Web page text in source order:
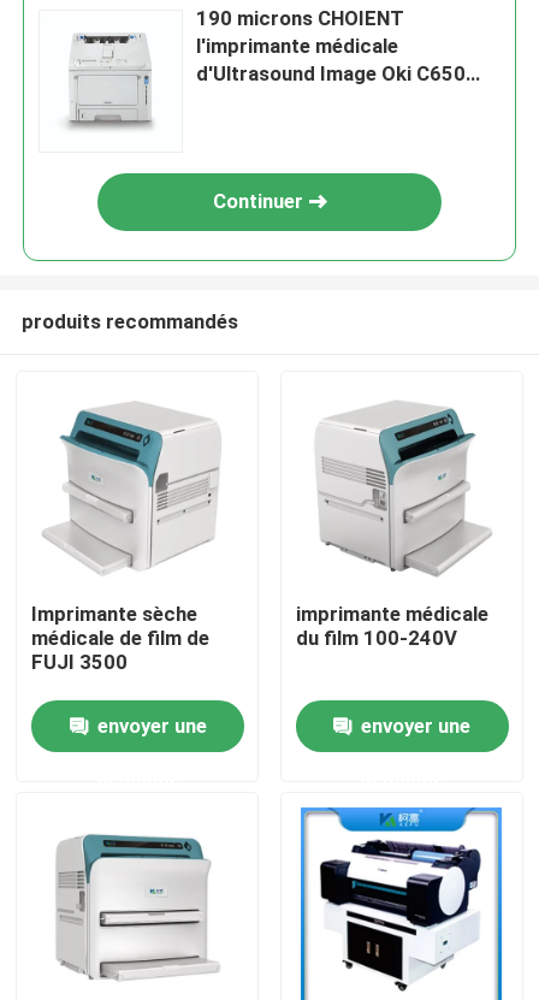
Aperçu
Produits
A propos de nous
Contrôle de la qualité
Contact
190 microns CHOIENT
l'imprimante médicale
d'Ultrasound Image Oki C650
Continuer
produits recommandés
Imprimante sèche
médicale de film de
FUJI 3500
envoyer une
imprimante médicale
du film 100-240V
envoyer une